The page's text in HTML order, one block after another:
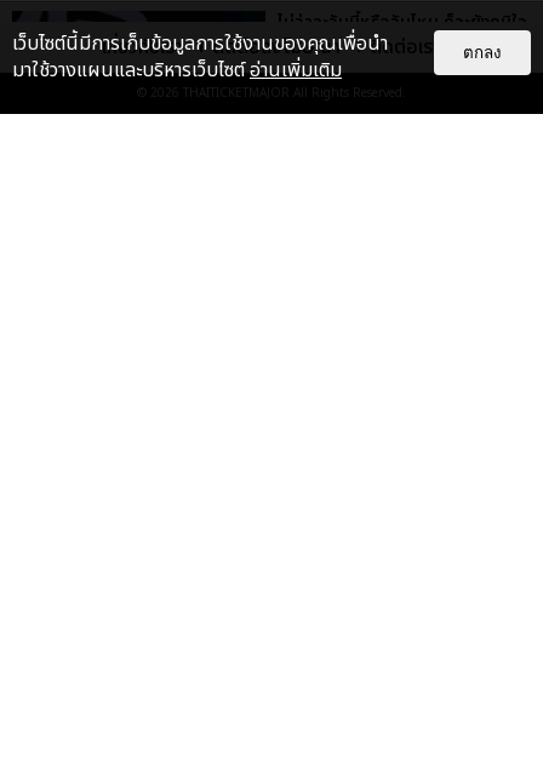
ไม่ว่าจะวันนี้หรือวันไหน ก็จะยังภูมิใจ
ในตัว &QUOT;แจบอม&QUOT;
เหมือนเดิม! ประมวลภาพ JA...
EXCLUSIVE : 28
เกี่ยวกับเรา ติดต่อลงโฆษณา ติดต่อเรา
© 2026 THAITICKETMAJOR All Rights Reserved.
เว็บไซต์นี้มีการเก็บข้อมูลการใช้งานของคุณเพื่อนำ
มาใช้วางแผนและบริหารเว็บไซต์อ่านเพิ่มเติม
ตกลง